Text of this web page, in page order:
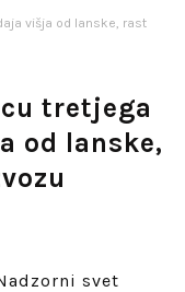
višja od lanske, rast
tretjega
od lanske,
svet